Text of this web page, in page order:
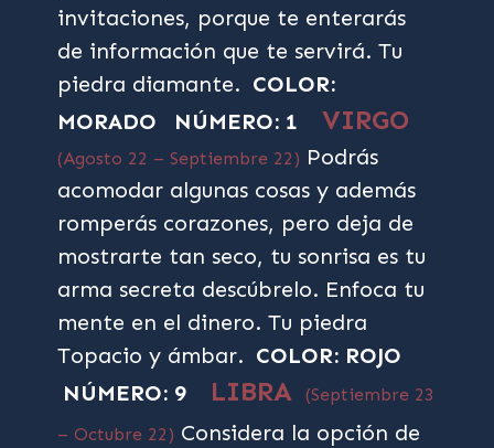
invitaciones, porque te enterarás
de información que te servirá. Tu
piedra diamante. COLOR:
MORADO
NÚMERO: 1 VIRGO
(Agosto 22 – Septiembre 22) Podrás
acomodar algunas cosas y además
romperás corazones, pero deja de
mostrarte tan seco, tu sonrisa es tu
arma secreta descúbrelo. Enfoca tu
mente en el dinero. Tu piedra
Topacio y ámbar. COLOR: ROJO
NÚMERO: 9
LIBRA
(Septiembre 23
– Octubre 22) Considera la opción de